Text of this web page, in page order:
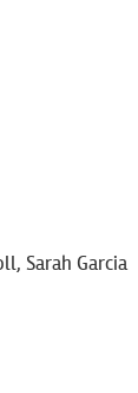
Sarah Garcia